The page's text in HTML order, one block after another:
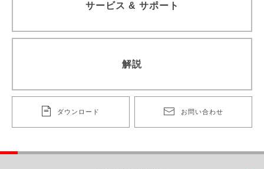
サービス & サポート
解説
ダウンロード お問い合わせ